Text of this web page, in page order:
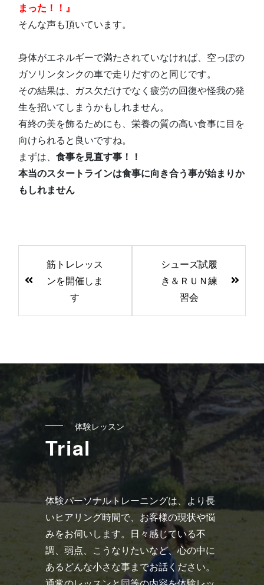
まった！！』
そんな声も頂いています。
身体がエネルギーで満たされていなければ、空っぽの
ガソリンタンクの車で走りだすのと同じです。
その結果は、ガス欠だけでなく疲労の回復や怪我の発
生を招いてしまうかもしれません。
有終の美を飾るためにも、栄養の質の高い食事に目を
向けられると良いですね。
まずは、 食事を見直す事！！
本当のスタートラインは食事に向き合う事が始まりか
もしれません
の
の
リ
ン
ク
筋トレレッス
ンを開催しま
す
シューズ試履
き＆ＲＵＮ練
習会
体験レッスン
Trial
体験パーソナルトレーニングは、より長
いヒアリング時間で、お客様の現状や悩
みをお伺いします。日々感じている不
調、弱点、こうなりたいなど、心の中に
あるどんな小さな事までお話ください。